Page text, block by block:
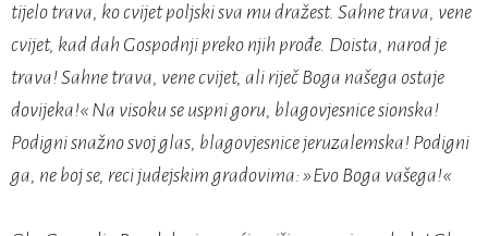
tijelo trava, ko cvijet poljski sva mu dražest. Sahne trava, vene
cvijet, kad dah Gospodnji preko njih prođe. Doista, narod je
trava! Sahne trava, vene cvijet, ali riječ Boga našega ostaje
dovijeka!« Na visoku se uspni goru, blagovjesnice sionska!
Podigni snažno svoj glas, blagovjesnice jeruzalemska! Podigni
ga, ne boj se, reci judejskim gradovima: »Evo Boga vašega!«